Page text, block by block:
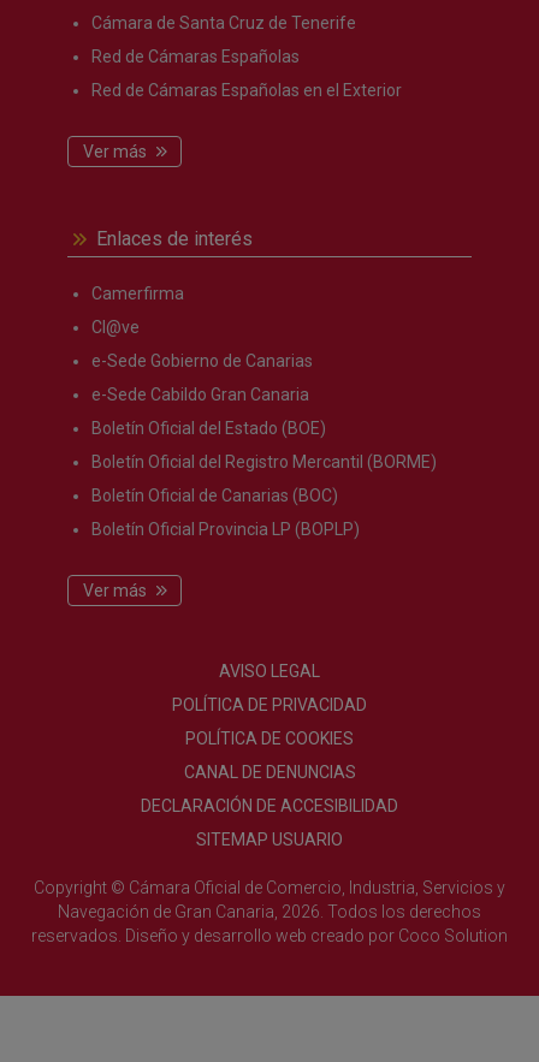
Cámara de Santa Cruz de Tenerife
Red de Cámaras Españolas
Red de Cámaras Españolas en el Exterior
Ver más
Enlaces de interés
Camerfirma
Cl@ve
e-Sede Gobierno de Canarias
e-Sede Cabildo Gran Canaria
Boletín Oficial del Estado (BOE)
Boletín Oficial del Registro Mercantil (BORME)
Boletín Oficial de Canarias (BOC)
Boletín Oficial Provincia LP (BOPLP)
Ver más
AVISO LEGAL
POLÍTICA DE PRIVACIDAD
POLÍTICA DE COOKIES
CANAL DE DENUNCIAS
DECLARACIÓN DE ACCESIBILIDAD
SITEMAP USUARIO
Copyright © Cámara Oficial de Comercio, Industria, Servicios y
Navegación de Gran Canaria, 2026. Todos los derechos
reservados. Diseño y desarrollo web creado por Coco Solution